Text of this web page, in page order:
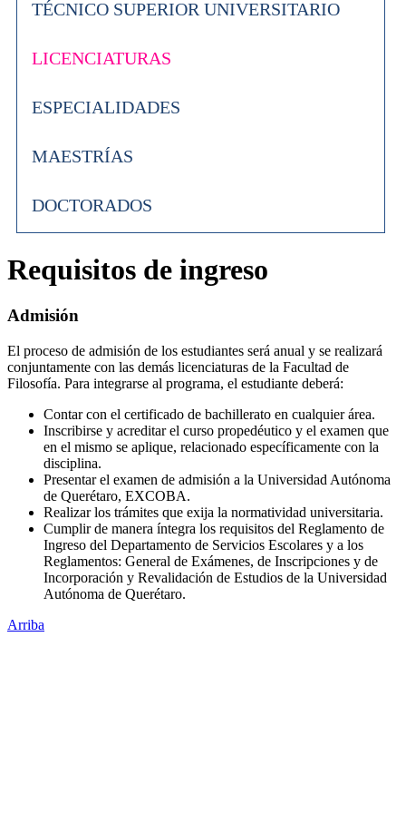
TÉCNICO SUPERIOR UNIVERSITARIO
LICENCIATURAS
ESPECIALIDADES
MAESTRÍAS
DOCTORADOS
Requisitos de ingreso
Admisión
El proceso de admisión de los estudiantes será anual y se realizará
conjuntamente con las demás licenciaturas de la Facultad de
Filosofía. Para integrarse al programa, el estudiante deberá:
Contar con el certificado de bachillerato en cualquier área.
Inscribirse y acreditar el curso propedéutico y el examen que
en el mismo se aplique, relacionado específicamente con la
disciplina.
Presentar el examen de admisión a la Universidad Autónoma
de Querétaro, EXCOBA.
Realizar los trámites que exija la normatividad universitaria.
Cumplir de manera íntegra los requisitos del Reglamento de
Ingreso del Departamento de Servicios Escolares y a los
Reglamentos: General de Exámenes, de Inscripciones y de
Incorporación y Revalidación de Estudios de la Universidad
Autónoma de Querétaro.
Arriba